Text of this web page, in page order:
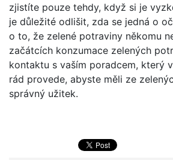
zjistíte pouze tehdy, když si je
je důležité odlišit, zda se jedná o
o to, že zelené potraviny někomu
začátcích konzumace zelených
kontaktu s vaším poradcem, který
rád provede, abyste měli ze
správný užitek.